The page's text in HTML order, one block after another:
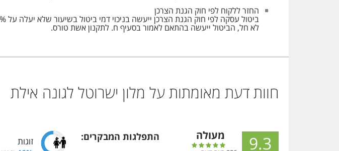
החזר ללקוח לפי חוק הגנת הצרכן
לא חל, הביטול ייעשה בהתאם לאמור בסעיף ח. לתקנון אשת טורס.
חוות דעת מאומתות על מלון ישרוטל לגונה אילת
9.3 מעולה התפלגות המבקרים: זוגות